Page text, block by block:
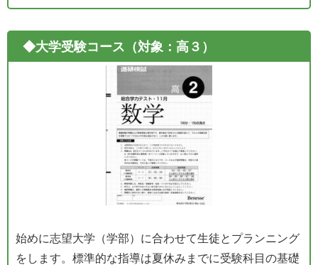
◆大学受験コース（対象：高３）
始めに志望大学（学部）に合わせて生徒とプランニング
をします。標準的な指導は夏休みまでに受験科目の基礎